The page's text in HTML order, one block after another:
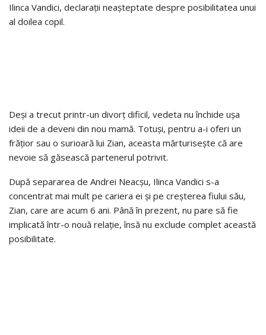
Ilinca Vandici, declarații neașteptate despre posibilitatea unui
al doilea copil.
Deși a trecut printr-un divorț dificil, vedeta nu închide ușa
ideii de a deveni din nou mamă. Totuși, pentru a-i oferi un
frățior sau o surioară lui Zian, aceasta mărturisește că are
nevoie să găsească partenerul potrivit.
După separarea de Andrei Neacșu, Ilinca Vandici s-a
concentrat mai mult pe cariera ei și pe creșterea fiului său,
Zian, care are acum 6 ani. Până în prezent, nu pare să fie
implicată într-o nouă relație, însă nu exclude complet această
posibilitate.